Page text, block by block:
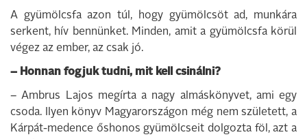
A gyümölcsfa azon túl, hogy gyümölcsöt ad, munkára
serkent, hív bennünket. Minden, amit a gyümölcsfa körül
végez az ember, az csak jó.
– Honnan fogjuk tudni, mit kell csinálni?
– Ambrus Lajos megírta a nagy almáskönyvet, ami egy
csoda. Ilyen könyv Magyarországon még nem született, a
Kárpát-medence őshonos gyümölcseit dolgozta föl, azt a